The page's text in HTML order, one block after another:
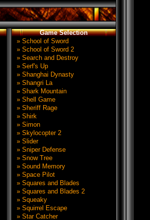
Game Selection
» School of Sword
» School of Sword 2
» Search and Destroy
» Serf's Up
» Shanghai Dynasty
» Shangri La
» Shark Mountain
» Shell Game
» Sheriff Rage
» Shirk
» Simon
» Skylocopter 2
» Slider
» Sniper Defense
» Snow Tree
» Sound Memory
» Space Pilot
» Squares and Blades
» Squares and Blades 2
» Squeaky
» Squirrel Escape
» Star Catcher